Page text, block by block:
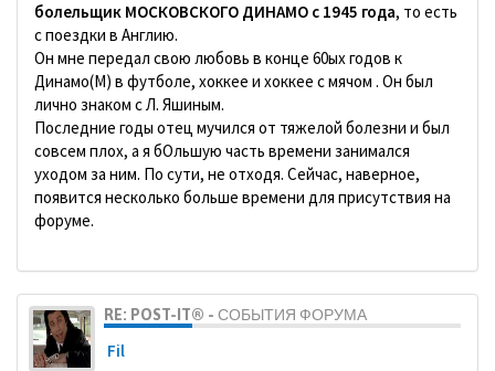
болельщик МОСКОВСКОГО ДИНАМО с 1945 года, то есть
с поездки в Англию.
Он мне передал свою любовь в конце 60ых годов к
Динамо(М) в футболе, хоккее и хоккее с мячом . Он был
лично знаком с Л. Яшиным.
Последние годы отец мучился от тяжелой болезни и был
совсем плох, а я бОльшую часть времени занимался
уходом за ним. По сути, не отходя. Сейчас, наверное,
появится несколько больше времени для присутствия на
форуме.
RE: POST-IT® - СОБЫТИЯ ФОРУМА
Fil